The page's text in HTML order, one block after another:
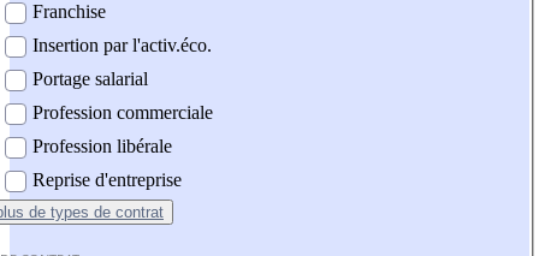
Franchise
Insertion par l'activ.éco.
Portage salarial
Profession commerciale
Profession libérale
Reprise d'entreprise
de types de contrat